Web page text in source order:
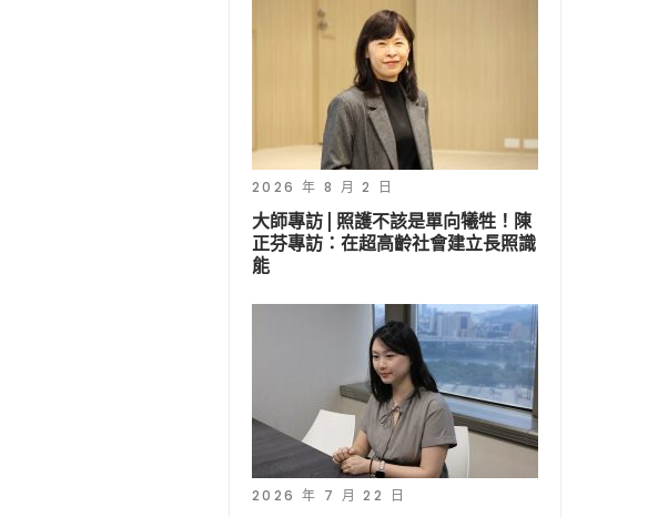
2026 年 8 月 2 日
大師專訪 | 照護不該是單向犧牲！陳
正芬專訪：在超高齡社會建立長照識
能
2026 年 7 月 22 日